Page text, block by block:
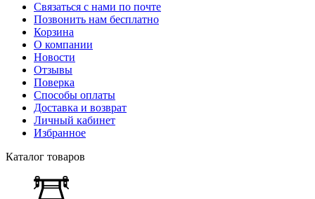
Связаться с нами по почте
Позвонить нам бесплатно
Корзина
О компании
Новости
Отзывы
Поверка
Способы оплаты
Доставка и возврат
Личный кабинет
Избранное
Каталог товаров